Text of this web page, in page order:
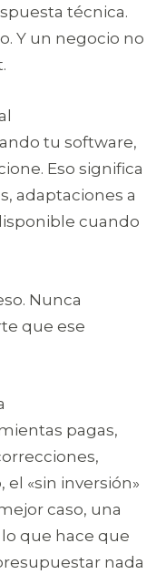
técnica.
Y un negocio no
tu software,
Eso significa
adaptaciones a
cuando
Nunca
que ese
pagas,
«sin inversión»
caso, una
que hace que
nada